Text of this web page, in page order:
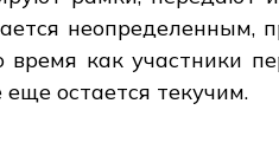
неопределенным,
как участники
остается текучим.